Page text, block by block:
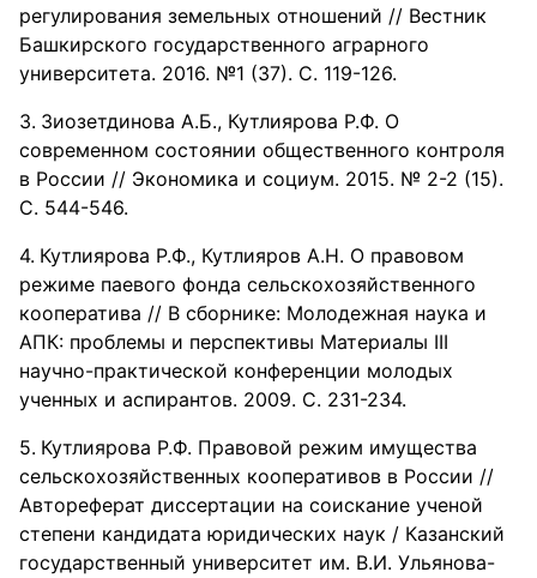
регулирования земельных отношений // Вестник
Башкирского государственного аграрного
университета. 2016. №1 (37). С. 119-126.
Зиозетдинова А.Б., Кутлиярова Р.Ф. О
современном состоянии общественного контроля
в России // Экономика и социум. 2015. № 2-2 (15).
С. 544-546.
Кутлиярова Р.Ф., Кутлияров А.Н. О правовом
режиме паевого фонда сельскохозяйственного
кооператива // В сборнике: Молодежная наука и
АПК: проблемы и перспективы Материалы III
научно-практической конференции молодых
ученных и аспирантов. 2009. С. 231-234.
Кутлиярова Р.Ф. Правовой режим имущества
сельскохозяйственных кооперативов в России //
Автореферат диссертации на соискание ученой
степени кандидата юридических наук / Казанский
государственный университет им. В.И. Ульянова-